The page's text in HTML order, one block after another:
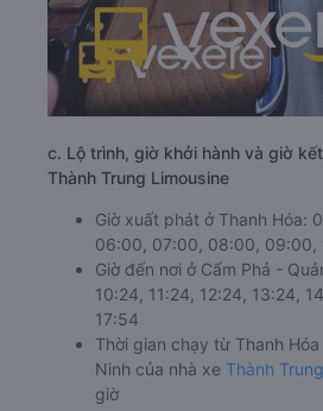
c. Lộ trình, giờ khởi hành và giờ
Thành Trung Limousine
Giờ xuất phát ở Thanh Hóa:
06:00, 07:00, 08:00, 09:00,
Giờ đến nơi ở Cẩm Phả -
10:24, 11:24, 12:24, 13:24,
17:54
Thời gian chạy từ Thanh
Ninh của nhà xe Thành
giờ